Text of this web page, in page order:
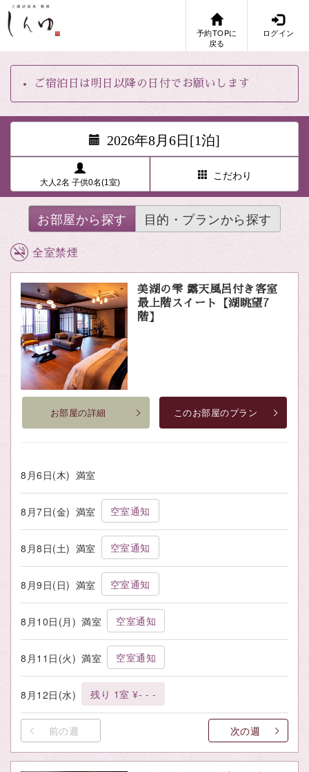
予約TOPに
戻る
ログイン
ご宿泊日は明日以降の日付でお願いします
2026年8月6日[1泊]
大人2名 子供0名(1室)
こだわり
お部屋から探す 目的・プランから探す
全室禁煙
美湖の雫 露天風呂付き客室
最上階スイート【湖眺望7
階】
お部屋の詳細 このお部屋のプラン
8月6日(木) 満室
8月7日(金) 満室 空室通知
8月8日(土) 満室 空室通知
8月9日(日) 満室 空室通知
8月10日(月) 満室 空室通知
8月11日(火) 満室 空室通知
8月12日(水) 残り 1室 ¥- - -
前の週 次の週